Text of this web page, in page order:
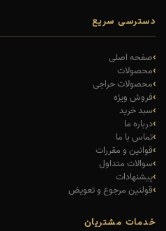
دسترسی سریع
صفحه اصلی
محصولات
محصولات حراجی
فروش ویژه
سبد خرید
درباره ما
تماس با ما
قوانین و مقررات
سوالات متداول
پیشنهادات
قولنین مرجوع و تعویض
خدمات مشتریان